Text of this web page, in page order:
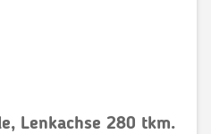
Lenkachse 280 tkm.